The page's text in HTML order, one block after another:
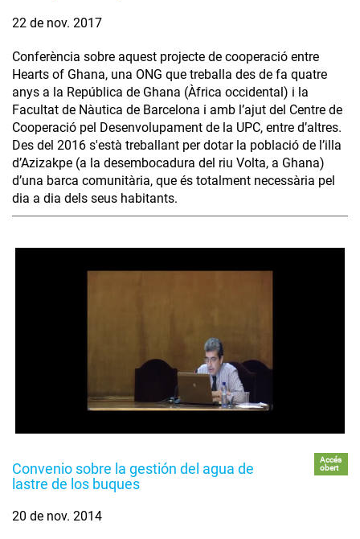
22 de nov. 2017
Conferència sobre aquest projecte de cooperació entre
Hearts of Ghana, una ONG que treballa des de fa quatre
anys a la República de Ghana (Àfrica occidental) i la
Facultat de Nàutica de Barcelona i amb l’ajut del Centre de
Cooperació pel Desenvolupament de la UPC, entre d’altres.
Des del 2016 s'està treballant per dotar la població de l’illa
d’Azizakpe (a la desembocadura del riu Volta, a Ghana)
d’una barca comunitària, que és totalment necessària pel
dia a dia dels seus habitants.
Convenio sobre la gestión del agua de
lastre de los buques
Accés
obert
20 de nov. 2014